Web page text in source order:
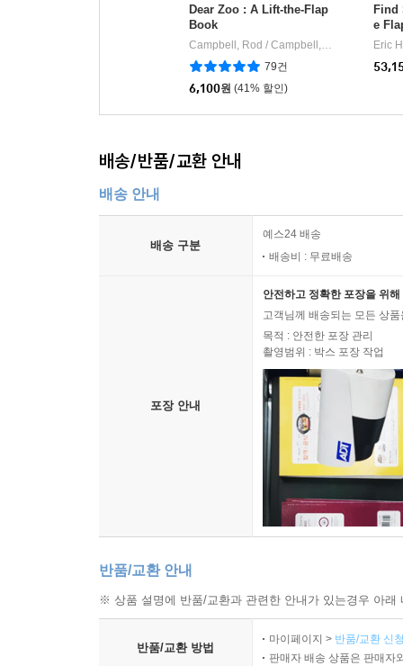
Dear Zoo : A Lift-the-Flap
Book
Campbell, Rod / Campbell, Rod
Little
79건
6,100원 (41% 할인)
Find
e
Eric
배송/반품/교환 안내
배송 안내
배송 구분
예스24 배송
배송비 : 무료배송
포장 안내
안전하고 정확한 포장을 위
고객님께 배송되는 모든 상
목적 : 안전한 포장 관리
촬영범위 : 박스 포장 작업
반품/교환 안내
※ 상품 설명에 반품/교환과 관련한 안내가 있는경우 아
반품/교환 방법
마이페이지 > 반품/교환 신
판매자 배송 상품은 판매자